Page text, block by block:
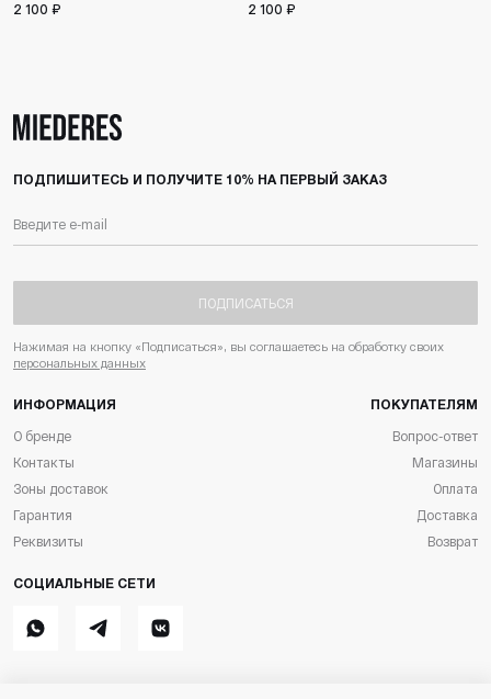
2 100 ₽
2 100 ₽
ПОДПИШИТЕСЬ И ПОЛУЧИТЕ 10% НА ПЕРВЫЙ ЗАКАЗ
ПОДПИСАТЬСЯ
Нажимая на кнопку «Подписаться», вы соглашаетесь на обработку своих
персональных данных
ИНФОРМАЦИЯ
О бренде
Контакты
Зоны доставок
Гарантия
Реквизиты
ПОКУПАТЕЛЯМ
Вопрос-ответ
Магазины
Оплата
Доставка
Возврат
СОЦИАЛЬНЫЕ СЕТИ
WhatsappTelegram ВКонтакте